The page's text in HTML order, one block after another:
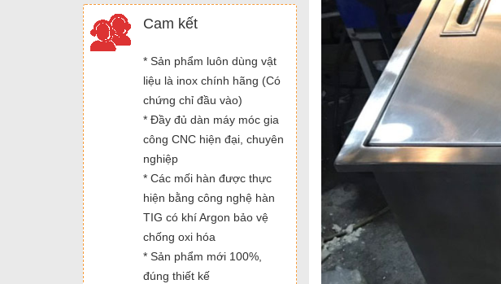
Cam kết
* Sản phẩm luôn dùng vật
liệu là inox chính hãng (Có
chứng chỉ đầu vào)
* Đầy đủ dàn máy móc gia
công CNC hiện đại, chuyên
nghiệp
* Các mối hàn được thực
hiện bằng công nghệ hàn
TIG có khí Argon bảo vệ
chống oxi hóa
* Sản phẩm mới 100%,
đúng thiết kế